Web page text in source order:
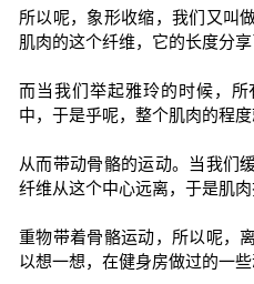
所以呢，象形收缩，我们又叫
肌肉的这个纤维，它的长度分享
而当我们举起雅玲的时候，
中，于是乎呢，整个肌肉的程度
从而带动骨骼的运动。当我们
纤维从这个中心远离，于是肌肉
重物带着骨骼运动，所以呢，
以想一想，在健身房做过的一